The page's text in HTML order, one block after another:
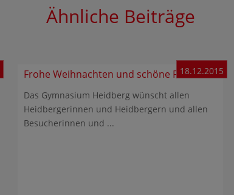
Ähnliche Beiträge
Frohe Weihnachten und schöne Ferien18.12.2015
Das Gymnasium Heidberg wünscht allen
Heidbergerinnen und Heidbergern und allen
Besucherinnen und ...